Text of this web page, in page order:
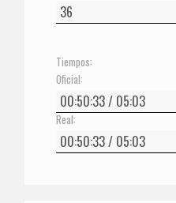
Tiempos:
Oficial:
Real: